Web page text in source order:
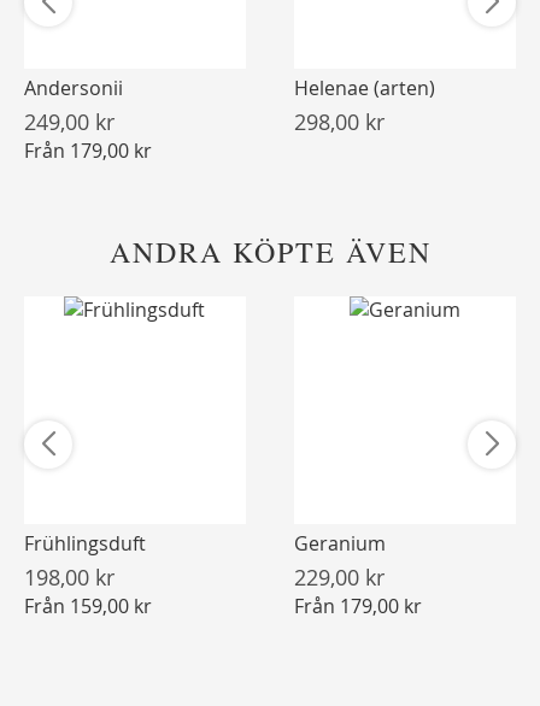
Andersonii
249,00 kr
Från 179,00 kr
Helenae (arten)
298,00 kr
ANDRA KÖPTE ÄVEN
Frühlingsduft
198,00 kr
Från 159,00 kr
Geranium
229,00 kr
Från 179,00 kr